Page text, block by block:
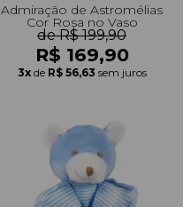
Admiração de Astromélias
Cor Rosa no Vaso
de R$ 199,90
R$ 169,90
3x de R$ 56,63 sem juros